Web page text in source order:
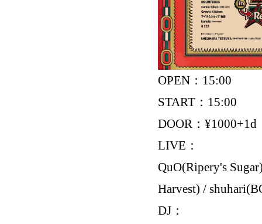
OPEN：15:00
START：15:00
DOOR：¥1000+1d
LIVE：
QuO(Ripery's
Harvest) /
DJ：